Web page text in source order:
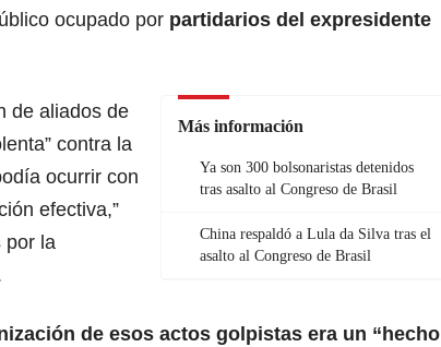
ocupado por partidarios del expresidente
Más información
Ya son 300 bolsonaristas detenidos
tras asalto al Congreso de Brasil
China respaldó a Lula da Silva tras el
asalto al Congreso de Brasil
de aliados de
contra la
ocurrir con
efectiva,”
por la
de esos actos golpistas era un “hecho